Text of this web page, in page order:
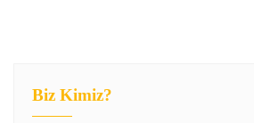
Biz Kimiz?